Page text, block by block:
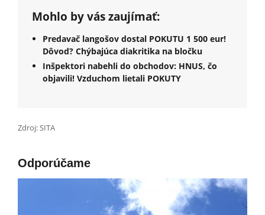
Mohlo by vás zaujímať:
Predavač langošov dostal POKUTU 1 500 eur!
Dôvod? Chýbajúca diakritika na bločku
Inšpektori nabehli do obchodov: HNUS, čo
objavili! Vzduchom lietali POKUTY
Zdroj: SITA
Odporúčame